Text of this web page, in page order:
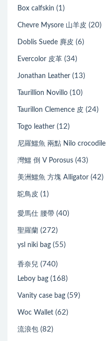
Box calfskin (1)
Chevre Mysore 山羊皮 (20)
Doblis Suede 麂皮 (6)
Evercolor 皮革 (34)
Jonathan Leather (13)
Taurillion Novillo (10)
Taurillon Clemence 皮 (24)
Togo leather (12)
尼羅鱷魚 兩點 Nilo crocodile
灣鱷 倒 V Porosus (43)
美洲鱷魚 方塊 Alligator (42)
鴕鳥皮 (1)
愛馬仕 腰帶 (40)
聖羅蘭 (272)
ysl niki bag (55)
香奈兒 (740)
Leboy bag (168)
Vanity case bag (59)
Woc Wallet (62)
流浪包 (82)